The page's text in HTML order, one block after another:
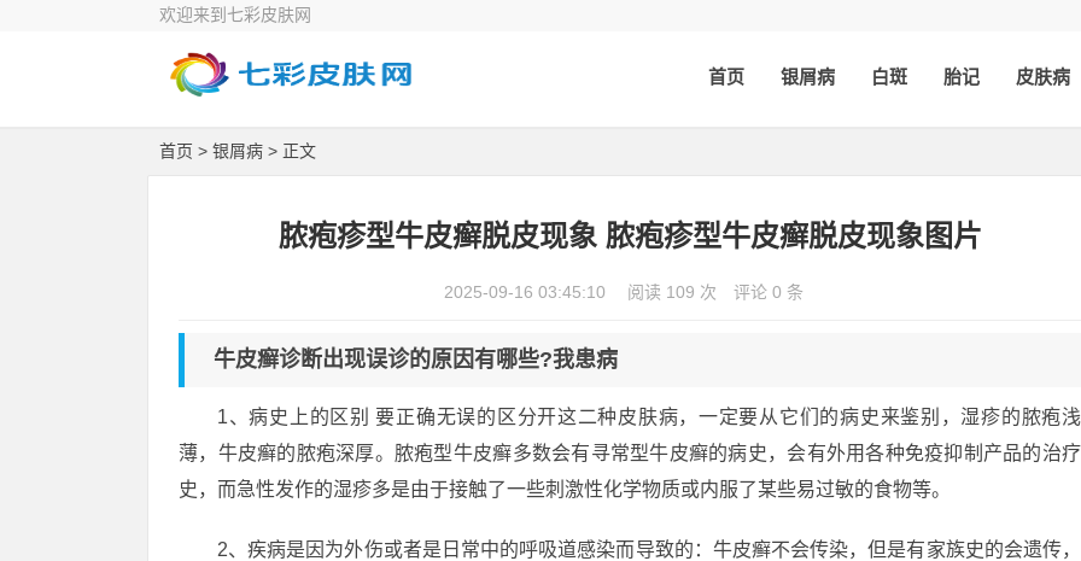
欢迎来到七彩皮肤网
首页 银屑病 白斑 胎记 皮肤病
首页 > 银屑病 > 正文
脓疱疹型牛皮癣脱皮现象 脓疱疹型牛皮癣脱皮现象图片
2025-09-16 03:45:10 阅读 109 次 评论 0 条
牛皮癣诊断出现误诊的原因有哪些?我患病
1、病史上的区别 要正确无误的区分开这二种皮肤病，一定要从它们的病史来鉴别，湿疹的脓疱浅
薄，牛皮癣的脓疱深厚。脓疱型牛皮癣多数会有寻常型牛皮癣的病史，会有外用各种免疫抑制产品的治疗
史，而急性发作的湿疹多是由于接触了一些刺激性化学物质或内服了某些易过敏的食物等。
2、疾病是因为外伤或者是日常中的呼吸道感染而导致的：牛皮癣不会传染，但是有家族史的会遗传，